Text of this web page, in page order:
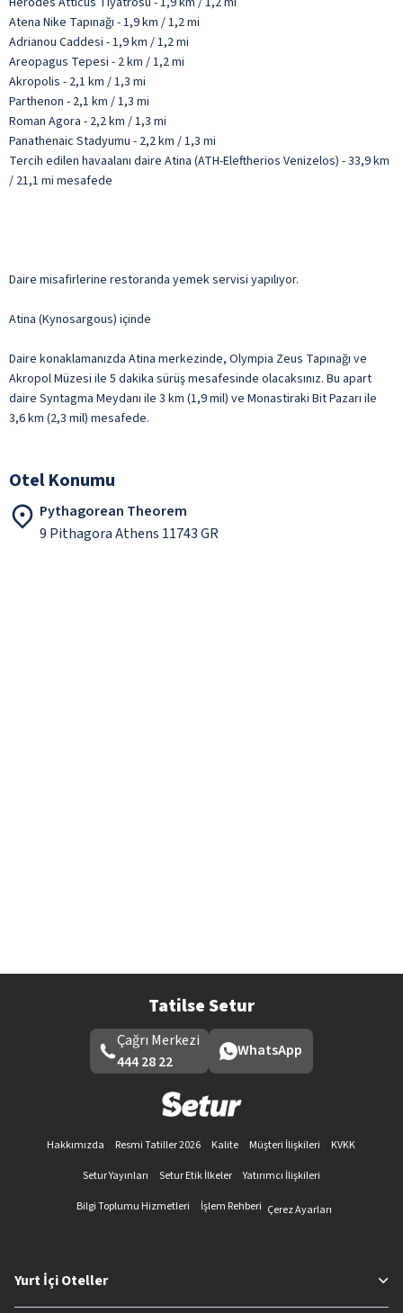
Atena Nike Tapınağı - 1,9 km / 1,2 mi
Adrianou Caddesi - 1,9 km / 1,2 mi
Areopagus Tepesi - 2 km / 1,2 mi
Akropolis - 2,1 km / 1,3 mi
Parthenon - 2,1 km / 1,3 mi
Roman Agora - 2,2 km / 1,3 mi
Panathenaic Stadyumu - 2,2 km / 1,3 mi
Tercih edilen havaalanı daire Atina (ATH-Eleftherios Venizelos) - 33,9 km
/ 21,1 mi mesafede
Daire misafirlerine restoranda yemek servisi yapılıyor.
Atina (Kynosargous) içinde
Daire konaklamanızda Atina merkezinde, Olympia Zeus Tapınağı ve
Akropol Müzesi ile 5 dakika sürüş mesafesinde olacaksınız. Bu apart
daire Syntagma Meydanı ile 3 km (1,9 mil) ve Monastiraki Bit Pazarı ile
3,6 km (2,3 mil) mesafede.
Otel Konumu
Pythagorean Theorem
9 Pithagora Athens 11743 GR
Tatilse Setur
Çağrı Merkezi
444 28 22
WhatsApp
Hakkımızda Resmi Tatiller 2026 Kalite Müşteri İlişkileri
KVKK
Setur Yayınları
Setur Etik İlkeler
Yatırımcı İlişkileri
Bilgi Toplumu Hizmetleri
İşlem Rehberi Çerez Ayarları
Yurt İçi Oteller